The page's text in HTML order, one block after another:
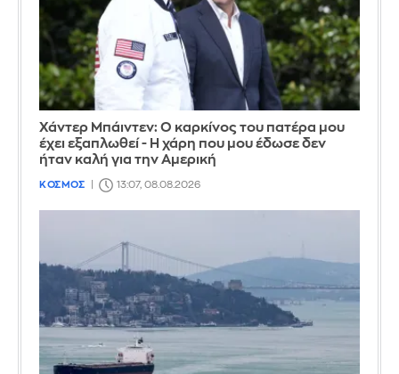
Χάντερ Μπάιντεν: Ο καρκίνος του πατέρα μου
έχει εξαπλωθεί - Η χάρη που μου έδωσε δεν
ήταν καλή για την Αμερική
ΚΟΣΜΟΣ 13:07, 08.08.2026